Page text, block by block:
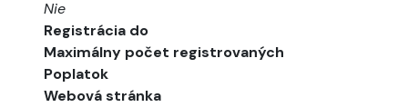
Nie
Registrácia do
Maximálny počet registrovaných
Poplatok
Webová stránka